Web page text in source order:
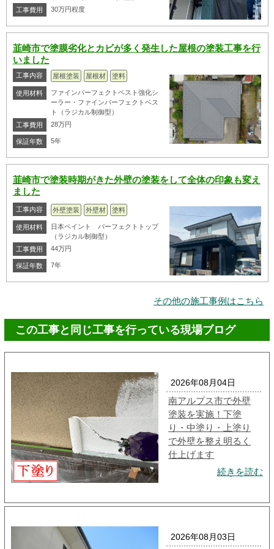
工事費用
30万円程度
韮崎市で塗膜劣化とカビが多く発生した屋根の塗装工事を行
いました
工事内容 屋根塗装 屋根材 塗料
使用材料
ファインパーフェクトベスト強化シ
ーラー・ファインパーフェクトベス
ト（ラジカル制御型）
工事費用
28万円
保証年数 5年
韮崎市で塗装時期がきた外壁の塗装をして全体の印象も変え
ました
工事内容 外壁塗装 外壁材 塗料
使用材料
日本ペイント パーフェクトトップ
（ラジカル制御型）
工事費用
44万円
保証年数 7年
その他の施工事例はこちら
この工事と同じ工事を行っている現場ブログ
2026年08月04日
南アルプス市で外壁
塗装を実施！下塗
り・中塗り・上塗り
で外壁を整え明るく
仕上げます
続きを読む
2026年08月03日